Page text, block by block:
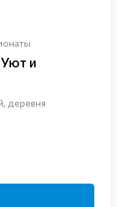
и
деревня